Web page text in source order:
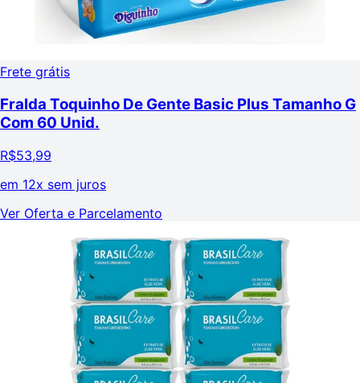
Frete grátis
Fralda Toquinho De Gente Basic Plus Tamanho G
Com 60 Unid.
R$53,99
em 12x sem juros
Ver Oferta e Parcelamento